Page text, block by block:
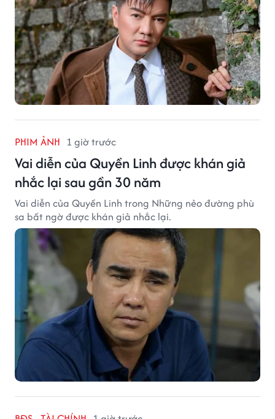
PHIM ẢNH 1 giờ trước
Vai diễn của Quyền Linh được khán giả
nhắc lại sau gần 30 năm
Vai diễn của Quyền Linh trong Những nẻo đường phù
sa bất ngờ được khán giả nhắc lại.